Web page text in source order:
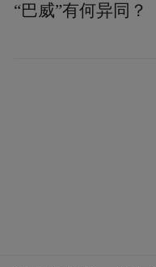
“巴威”有何异同？